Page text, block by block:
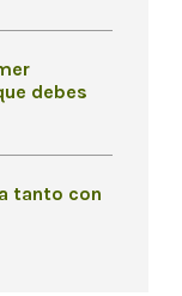
debes
tanto con